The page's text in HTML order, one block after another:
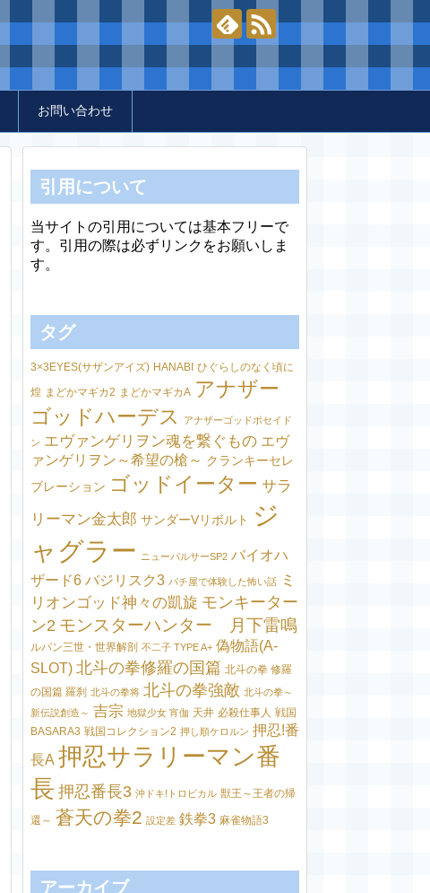
お問い合わせ
引用について
当サイトの引用については基本フリーで
す。引用の際は必ずリンクをお願いしま
す。
タグ
3×3EYES(サザンアイズ) HANABI ひぐらしのなく頃に
煌 まどかマギカ2 まどかマギカA アナザー
ゴッドハーデス
アナザーゴッドポセイド
ン エヴァンゲリヲン魂を繋ぐもの エヴ
ァンゲリヲン～希望の槍～ クランキーセレ
ブレーション ゴッドイーター サラ
リーマン金太郎 サンダーVリボルト
ジ
ャグラー
ニューパルサーSP2 バイオハ
ザード6 バジリスク3 パチ屋で体験した怖い話
ミ
リオンゴッド神々の凱旋 モンキーター
ン2 モンスターハンター 月下雷鳴
ルパン三世・世界解剖 不二子 TYPE A+ 偽物語(A-
SLOT) 北斗の拳修羅の国篇 北斗の拳 修羅
の国篇 羅刹 北斗の拳将 北斗の拳強敵 北斗の拳～
新伝説創造～ 吉宗 地獄少女 宵伽 天井 必殺仕事人 戦国
BASARA3 戦国コレクション2 押し順ケロルン 押忍!番
長A 押忍サラリーマン番
長 押忍番長3 沖ドキ!トロピカル 獣王～王者の帰
還～ 蒼天の拳2 設定差 鉄拳3 麻雀物語3
アーカイブ